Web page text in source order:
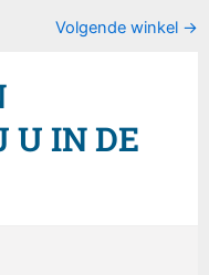
Volgende winkel →
U IN DE